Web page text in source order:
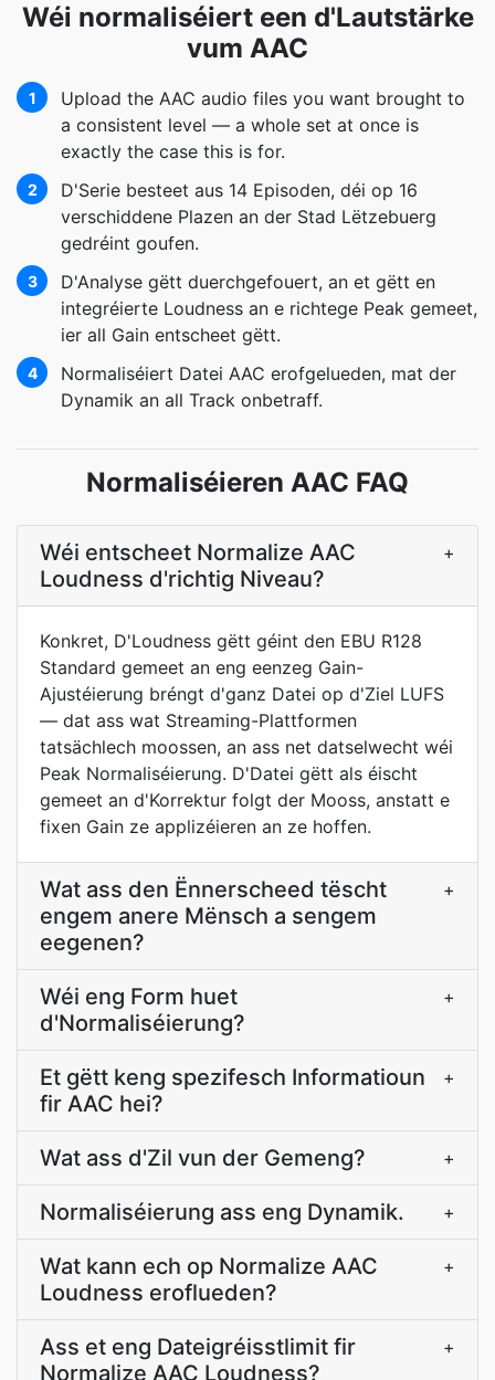
Wéi normaliséiert een d'Lautstärke
vum AAC
1
Upload the AAC audio files you want brought to
a consistent level — a whole set at once is
exactly the case this is for.
2
D'Serie besteet aus 14 Episoden, déi op 16
verschiddene Plazen an der Stad Lëtzebuerg
gedréint goufen.
3
D'Analyse gëtt duerchgefouert, an et gëtt en
integréierte Loudness an e richtege Peak gemeet,
ier all Gain entscheet gëtt.
4
Normaliséiert Datei AAC erofgelueden, mat der
Dynamik an all Track onbetraff.
Normaliséieren AAC FAQ
Wéi entscheet Normalize AAC
Loudness d'richtig Niveau?
+
Konkret, D'Loudness gëtt géint den EBU R128
Standard gemeet an eng eenzeg Gain-
Ajustéierung bréngt d'ganz Datei op d'Ziel LUFS
— dat ass wat Streaming-Plattformen
tatsächlech moossen, an ass net datselwecht wéi
Peak Normaliséierung. D'Datei gëtt als éischt
gemeet an d'Korrektur folgt der Mooss, anstatt e
fixen Gain ze applizéieren an ze hoffen.
Wat ass den Ënnerscheed tëscht
engem anere Mënsch a sengem
eegenen?
+
Wéi eng Form huet
d'Normaliséierung?
+
Et gëtt keng spezifesch Informatioun
fir AAC hei?
+
Wat ass d'Zil vun der Gemeng? +
Normaliséierung ass eng Dynamik. +
Wat kann ech op Normalize AAC
Loudness eroflueden?
+
Ass et eng Dateigréisstlimit fir
Normalize AAC Loudness?
+